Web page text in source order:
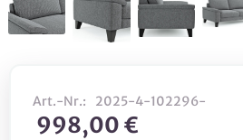
Art.-Nr.: 2025-4-102296-
998,00 €